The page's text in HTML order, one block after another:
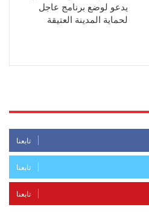
يدعو لوضع برنامج عاجل
لحماية المدينة العتيقة
تابعنا
تابعنا
تابعنا